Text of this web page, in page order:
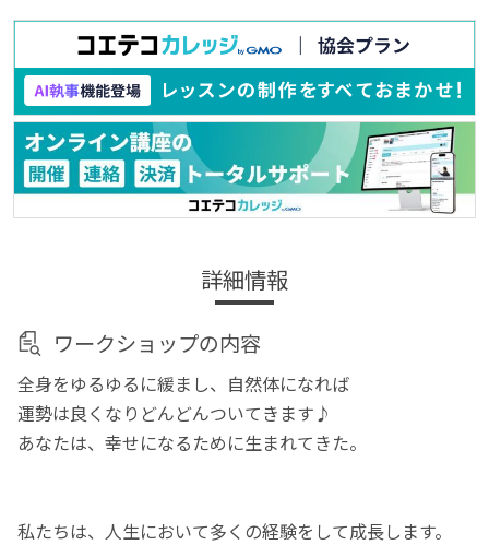
詳細情報
ワークショップの内容
全身をゆるゆるに緩まし、自然体になれば
運勢は良くなりどんどんついてきます♪
あなたは、幸せになるために生まれてきた。
私たちは、人生において多くの経験をして成長します。